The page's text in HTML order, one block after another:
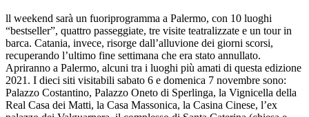
ll weekend sarà un fuoriprogramma a Palermo, con 10 luoghi
“bestseller”, quattro passeggiate, tre visite teatralizzate e un tour in
barca. Catania, invece, risorge dall’alluvione dei giorni scorsi,
recuperando l’ultimo fine settimana che era stato annullato.
Apriranno a Palermo, alcuni tra i luoghi più amati di questa edizione
2021. I dieci siti visitabili sabato 6 e domenica 7 novembre sono:
Palazzo Costantino, Palazzo Oneto di Sperlinga, la Vignicella della
Real Casa dei Matti, la Casa Massonica, la Casina Cinese, l’ex